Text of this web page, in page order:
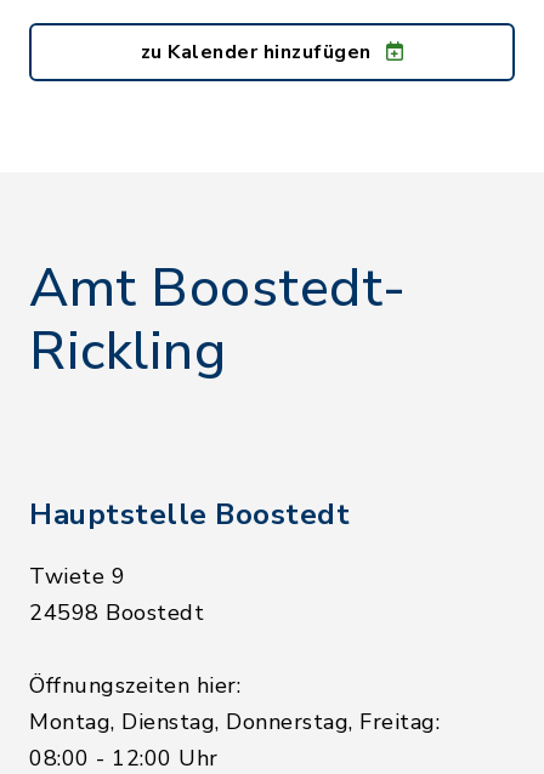
zu Kalender hinzufügen
Amt Boostedt-
Rickling
Hauptstelle Boostedt
Twiete 9
24598 Boostedt
Öffnungszeiten hier:
Montag, Dienstag, Donnerstag, Freitag:
08:00 - 12:00 Uhr